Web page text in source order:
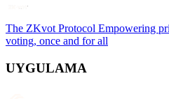
The ZKvot Protocol Empowering
voting, once and for all
UYGULAMA